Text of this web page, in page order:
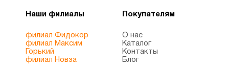
Наши филиалы
филиал Фидокор
филиал Максим
Горький
филиал Новза
Покупателям
О нас
Каталог
Контакты
Блог